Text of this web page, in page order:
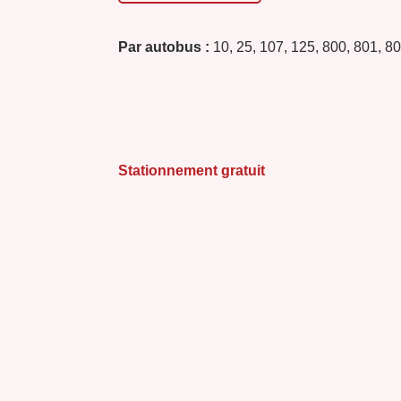
Par autobus : 10, 25, 107, 125, 800, 801,
Stationnement gratuit